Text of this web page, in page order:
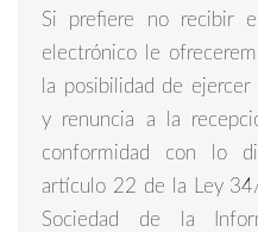
Si prefiere no recibir
electrónico le
la posibilidad de
y renuncia a la
conformidad con lo
artículo 22 de la Ley
Sociedad de la